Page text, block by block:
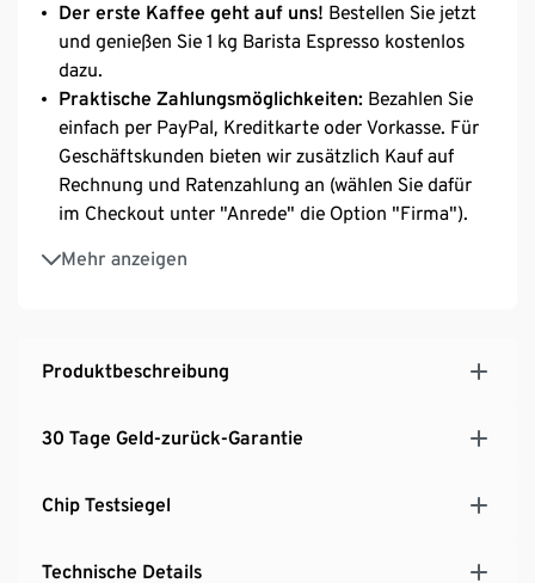
Der erste Kaffee geht auf uns! Bestellen Sie jetzt
und genießen Sie 1 kg Barista Espresso kostenlos
dazu.
Praktische Zahlungsmöglichkeiten: Bezahlen Sie
einfach per PayPal, Kreditkarte oder Vorkasse. Für
Geschäftskunden bieten wir zusätzlich Kauf auf
Rechnung und Ratenzahlung an (wählen Sie dafür
im Checkout unter "Anrede" die Option "Firma").
Mehr anzeigen
Kostenloser Video‑Installationsservice:
Barista-Experte führt Sie persönlich per Video
installationsservice-tchibo-office
Kaffeebohnen bei jedem Bezug- das hochwertige
niedrigem Geräuschpegel.
Milchschaum auf Knopfdruck:
Produktbeschreibung
30 Tage Geld-zurück-Garantie
Chip Testsiegel
Technische Details